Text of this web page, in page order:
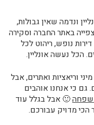
ונדמה שאין גבולות,
באתר החברה וסקירה
נופש, ריהוט לכל
הכל נעשה אונליין.
וריאציות ואתרים, אבל
גם כי אנחנו אוהבים
🙂 אבל בגלל עוד
הכי מדויק עבורכם.